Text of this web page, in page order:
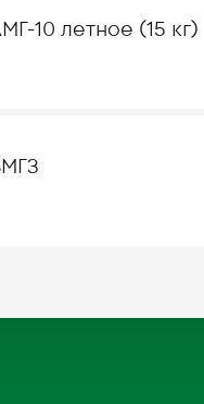
10 летное (15 кг)